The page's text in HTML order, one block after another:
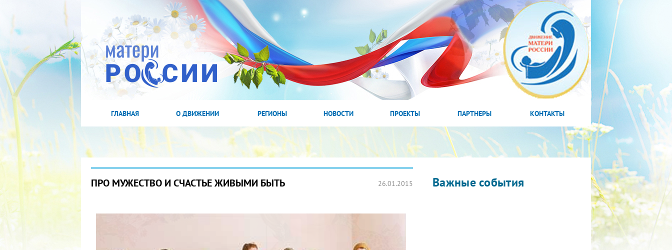
ГЛАВНАЯ О ДВИЖЕНИИ РЕГИОНЫ НОВОСТИ ПРОЕКТЫ ПАРТНЕРЫ КОНТАКТЫ
ПРО МУЖЕСТВО И СЧАСТЬЕ ЖИВЫМИ БЫТЬ 26.01.2015 Важные события